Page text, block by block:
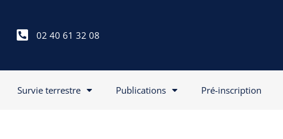
02 40 61 32 08
Survie terrestre Publications Pré-inscription